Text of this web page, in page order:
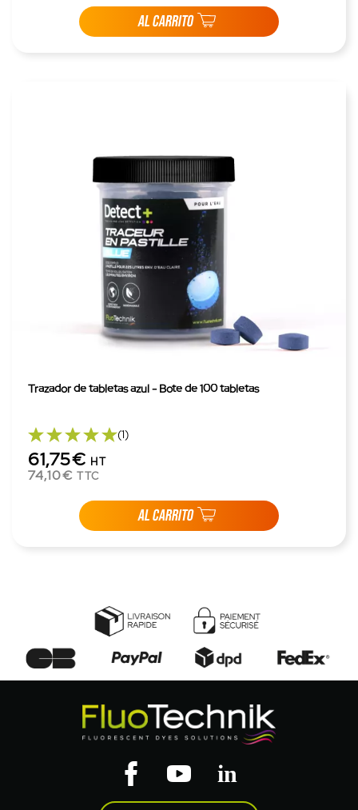
AL CARRITO
Trazador de tabletas azul - Bote de 100 tabletas
(1)
61,75€ HT
74,10€ TTC
AL CARRITO